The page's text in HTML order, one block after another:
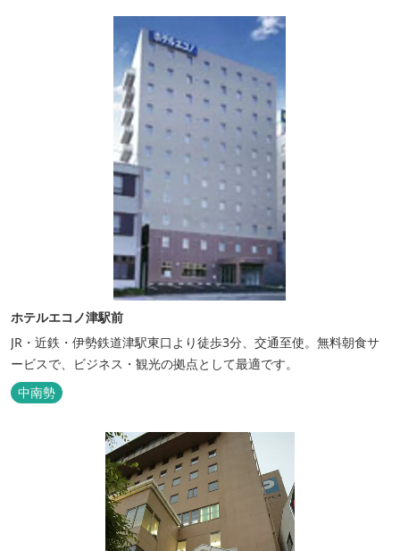
ホテルエコノ津駅前
JR・近鉄・伊勢鉄道津駅東口より徒歩3分、交通至使。無料朝食サ
ービスで、ビジネス・観光の拠点として最適です。
中南勢